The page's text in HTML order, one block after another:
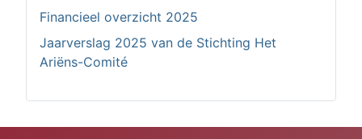
Financieel overzicht 2025
Jaarverslag 2025 van de Stichting Het
Ariëns-Comité